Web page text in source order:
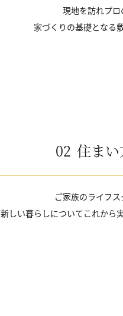
現地を訪れプ
家づくりの基礎となる
02 住ま
ご家族のライフ
新しい暮らしについてこれから